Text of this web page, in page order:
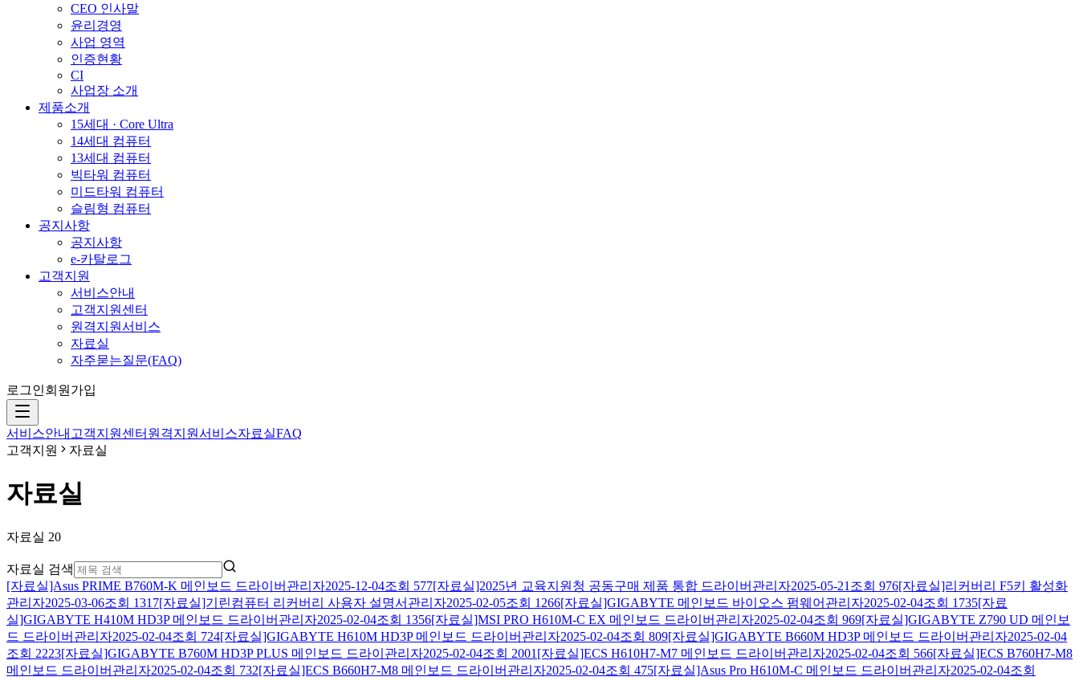
CEO 인사말
윤리경영
사업 영역
인증현황
CI
사업장 소개
제품소개
15세대 · Core Ultra
14세대 컴퓨터
13세대 컴퓨터
빅타워 컴퓨터
미드타워 컴퓨터
슬림형 컴퓨터
공지사항
공지사항
e-카탈로그
고객지원
서비스안내
고객지원센터
원격지원서비스
자료실
자주묻는질문(FAQ)
로그인회원가입
서비스안내 고객지원센터 원격지원서비스자료실FAQ
고객지원
자료실
자료실
자료실 20
자료실 검색
[자료실]Asus PRIME B760M-K 메인보드 드라이버 관리자2025-12-04조회 577[자료실]2025년 교육지원청 공동구매 제품 통합 드라이버 관리자2025-05-21 조회 976[자료실]리커버리 F5키 활성화
관리자2025-03-06조회 1317[자료실]기린컴퓨터 리커버리 사용자 설명서 관리자2025-02-05조회 1266[자료실]GIGABYTE 메인보드 바이오스 펌웨어 관리자2025-02-04조회 1735[자료
실]GIGABYTE H410M HD3P 메인보드 드라이버 관리자2025-02-04조회 1356[자료실]MSI PRO H610M-C EX 메인보드 드라이버 관리자2025-02-04조회 969[자료실]GIGABYTE Z790 UD 메인보
드 드라이버 관리자2025-02-04조회 724[자료실]GIGABYTE H610M HD3P 메인보드 드라이버 관리자2025-02-04조회 809[자료실]GIGABYTE B660M HD3P 메인보드 드라이버 관리자2025-02-04
조회 2223[자료실]GIGABYTE B760M HD3P PLUS 메인보드 드라이 관리자2025-02-04조회 2001 [자료실]ECS H610H7-M7 메인보드 드라이버 관리자2025-02-04조회 566[자료실]ECS B760H7-M8
메인보드 드라이버 관리자2025-02-04조회 732[자료실]ECS B660H7-M8 메인보드 드라이버 관리자2025-02-04조회 475[자료실]Asus Pro H610M-C 메인보드 드라이버 관리자2025-02-04조회